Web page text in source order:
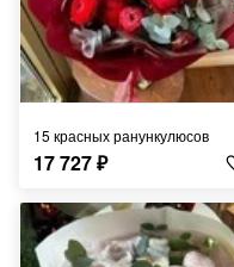
15 красных ранункулюсов
17 727₽